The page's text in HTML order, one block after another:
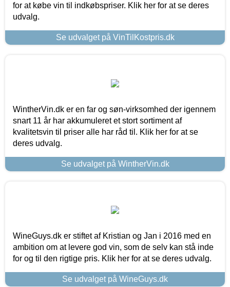
for at købe vin til indkøbspriser. Klik her for at se deres
udvalg.
Se udvalget på VinTilKostpris.dk
WintherVin.dk er en far og søn-virksomhed der igennem
snart 11 år har akkumuleret et stort sortiment af
kvalitetsvin til priser alle har råd til. Klik her for at se
deres udvalg.
Se udvalget på WintherVin.dk
WineGuys.dk er stiftet af Kristian og Jan i 2016 med en
ambition om at levere god vin, som de selv kan stå inde
for og til den rigtige pris. Klik her for at se deres udvalg.
Se udvalget på WineGuys.dk